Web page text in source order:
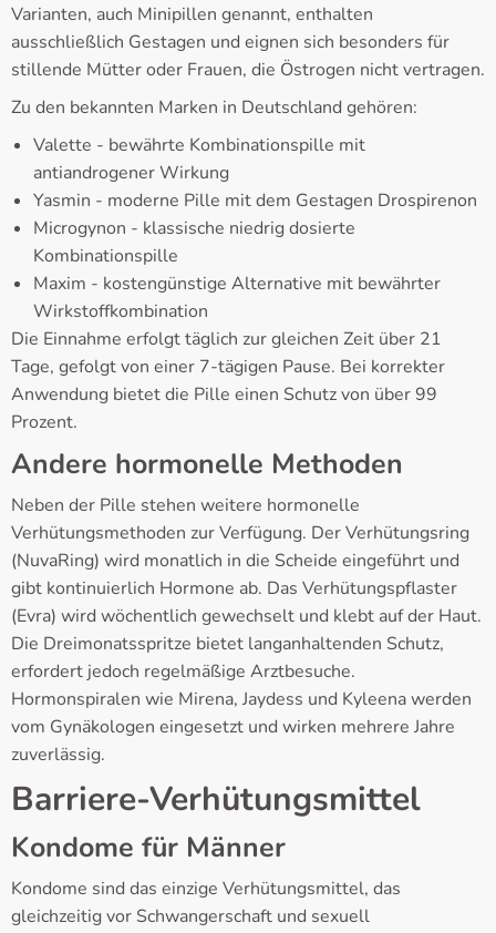
Varianten, auch Minipillen genannt, enthalten
ausschließlich Gestagen und eignen sich besonders für
stillende Mütter oder Frauen, die Östrogen nicht vertragen.
Zu den bekannten Marken in Deutschland gehören:
Valette - bewährte Kombinationspille mit
antiandrogener Wirkung
Yasmin - moderne Pille mit dem Gestagen Drospirenon
Microgynon - klassische niedrig dosierte
Kombinationspille
Maxim - kostengünstige Alternative mit bewährter
Wirkstoffkombination
Die Einnahme erfolgt täglich zur gleichen Zeit über 21
Tage, gefolgt von einer 7-tägigen Pause. Bei korrekter
Anwendung bietet die Pille einen Schutz von über 99
Prozent.
Andere hormonelle Methoden
Neben der Pille stehen weitere hormonelle
Verhütungsmethoden zur Verfügung. Der Verhütungsring
(NuvaRing) wird monatlich in die Scheide eingeführt und
gibt kontinuierlich Hormone ab. Das Verhütungspflaster
(Evra) wird wöchentlich gewechselt und klebt auf der Haut.
Die Dreimonatsspritze bietet langanhaltenden Schutz,
erfordert jedoch regelmäßige Arztbesuche.
Hormonspiralen wie Mirena, Jaydess und Kyleena werden
vom Gynäkologen eingesetzt und wirken mehrere Jahre
zuverlässig.
Barriere-Verhütungsmittel
Kondome für Männer
Kondome sind das einzige Verhütungsmittel, das
gleichzeitig vor Schwangerschaft und sexuell